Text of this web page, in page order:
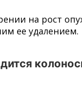
на рост
ее удалением.